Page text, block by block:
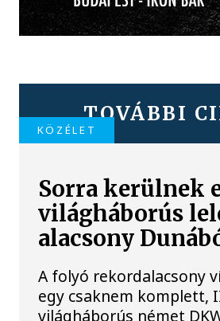
TOVÁBBI
KÖZÉLET
Sorra kerülnek
világháborús
alacsony
A folyó rekordalacsony
egy csaknem komplett,
világháborús német